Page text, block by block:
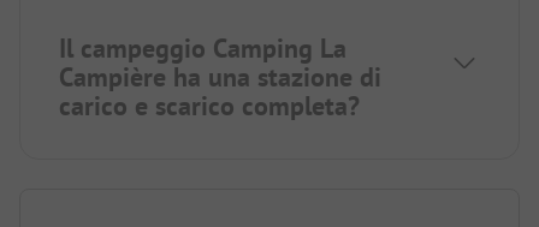
Il campeggio Camping La
Campière ha una stazione di
carico e scarico completa?